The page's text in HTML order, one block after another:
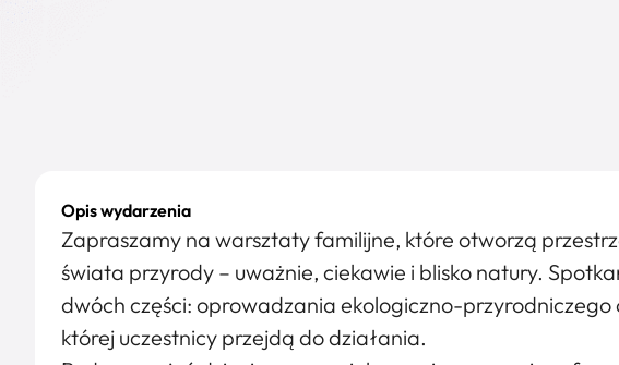
Opis wydarzenia
Zapraszamy na warsztaty familijne, które otworzą
świata przyrody – uważnie, ciekawie i blisko natury.
dwóch części: oprowadzania ekologiczno-przyrodniczego
której uczestnicy przejdą do działania.